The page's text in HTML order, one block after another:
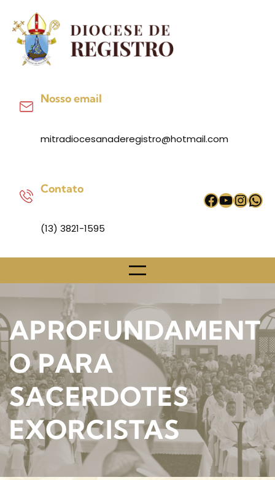
para
conteúdo
Nosso email
mitradiocesanaderegistro@hotmail.com
Contato
(13) 3821-1595
Facebook
APROFUNDAMENT
O PARA
SACERDOTES
EXORCISTAS